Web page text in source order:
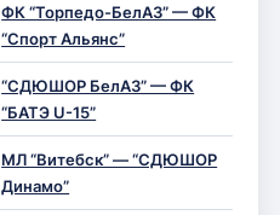
ФК “Торпедо-БелАЗ” — ФК
“Спорт Альянс”
“СДЮШОР БелАЗ” — ФК
“БАТЭ U-15”
МЛ “Витебск” — “СДЮШОР
Динамо”